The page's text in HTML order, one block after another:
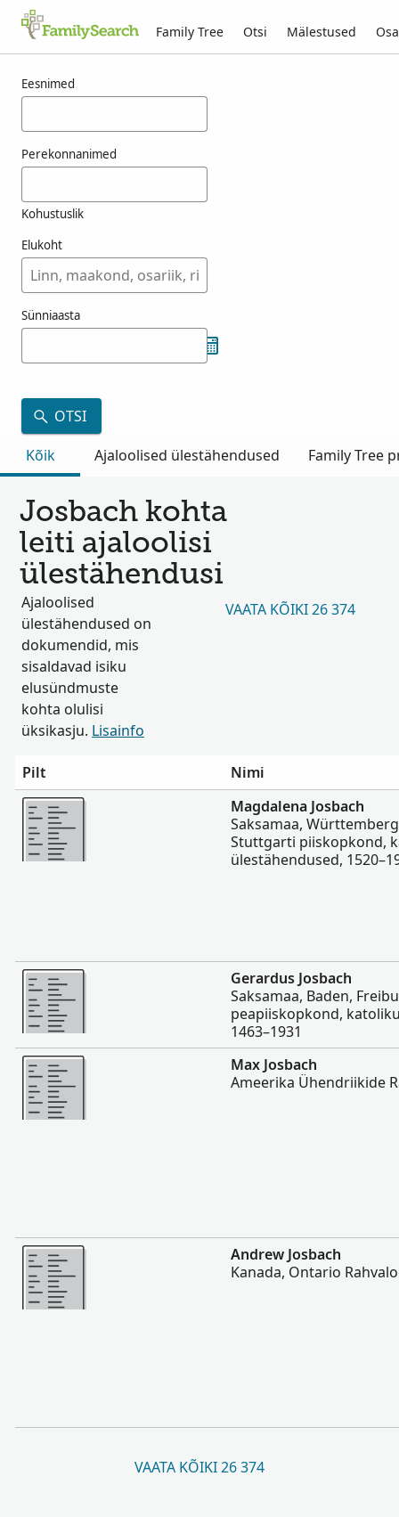
Family Tree Otsi Mälestused
Eesnimed
Perekonnanimed
Kohustuslik
Elukoht
Sünniaasta
OTSI
Kõik
Ajaloolised ülestähendused Family Tree
Josbach kohta
leiti ajaloolisi
ülestähendusi
Ajaloolised
ülestähendused on
dokumendid, mis
sisaldavad isiku
elusündmuste
kohta olulisi
üksikasju. Lisainfo
VAATA KÕIKI 26 374
Pilt
Nimi
Rohkem
Magdalena Josbach
Saksamaa,
Stuttgarti piiskopkond,
ülestähendused,
Rohkem
Gerardus Josbach
Saksamaa, Baden,
peapiiskopkond,
1463–1931
Rohkem
Max Josbach
Ameerika Ühendriikide
Rohkem
Andrew Josbach
Kanada, Ontario
VAATA KÕIKI 26 374